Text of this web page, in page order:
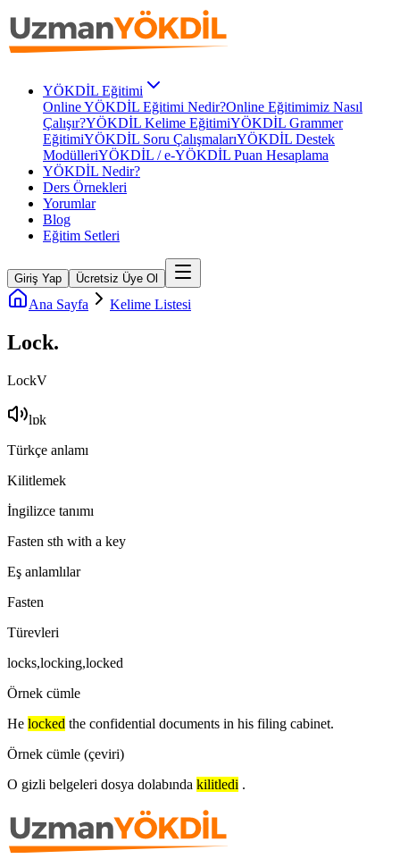
YÖKDİL Eğitimi
Online YÖKDİL Eğitimi Nedir?Online Eğitimimiz Nasıl
Çalışır?YÖKDİL Kelime EğitimiYÖKDİL Grammer
EğitimiYÖKDİL Soru ÇalışmalarıYÖKDİL Destek
ModülleriYÖKDİL / e-YÖKDİL Puan Hesaplama
YÖKDİL Nedir?
Ders Örnekleri
Yorumlar
Blog
Eğitim Setleri
Giriş Yap Ücretsiz Üye Ol
Ana Sayfa Kelime Listesi
Lock.
LockV
lɒk
Türkçe anlamı
Kilitlemek
İngilizce tanımı
Fasten sth with a key
Eş anlamlılar
Fasten
Türevleri
locks,locking,locked
Örnek cümle
He locked the confidential documents in his filing cabinet.
Örnek cümle (çeviri)
O gizli belgeleri dosya dolabında kilitledi .